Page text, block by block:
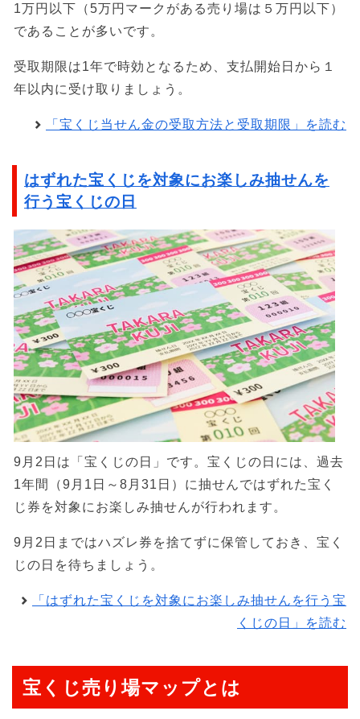
1万円以下（5万円マークがある売り場は５万円以下）
であることが多いです。
受取期限は1年で時効となるため、支払開始日から１
年以内に受け取りましょう。
「宝くじ当せん金の受取方法と受取期限」を読む
はずれた宝くじを対象にお楽しみ抽せんを
行う宝くじの日
9月2日は「宝くじの日」です。宝くじの日には、過去
1年間（9月1日～8月31日）に抽せんではずれた宝く
じ券を対象にお楽しみ抽せんが行われます。
9月2日まではハズレ券を捨てずに保管しておき、宝く
じの日を待ちましょう。
「はずれた宝くじを対象にお楽しみ抽せんを行う宝
くじの日」を読む
宝くじ売り場マップとは